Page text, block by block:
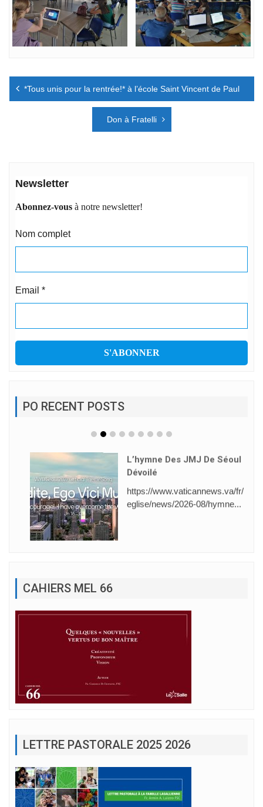
Navigation
*Tous unis pour la rentrée!* à l’école Saint Vincent de Paul
Don à Fratelli
Newsletter
Abonnez-vous à notre newsletter!
Nom complet
Email *
PO RECENT POSTS
L’hymne Des JMJ De Séoul
Dévoilé
https://www.vaticannews.va/fr/
eglise/news/2026-08/hymne...
CAHIERS MEL 66
LETTRE PASTORALE 2025 2026